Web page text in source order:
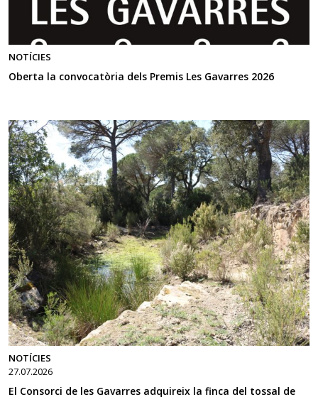
NOTÍCIES
Oberta la convocatòria dels Premis Les Gavarres 2026
NOTÍCIES
27.07.2026
El Consorci de les Gavarres adquireix la finca del tossal de